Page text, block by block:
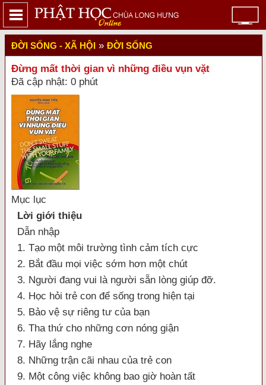
ĐỜI SỐNG - XÃ HỘI » ĐỜI SỐNG
Đừng mất thời gian vì những điều vụn vặt
Đã cập nhật: 0 phút
Mục lục
Lời giới thiệu
Dẫn nhập
1. Tạo một môi trường tình cảm tích cực
2. Bắt đầu mọi việc sớm hơn một chút
3. Người đang vui là người sẵn lòng giúp đỡ.
4. Học hỏi trẻ con để sống trong hiện tại
5. Bảo vệ sự riêng tư của bạn
6. Tha thứ cho những cơn nóng giận
7. Hãy lắng nghe
8. Những trận cãi nhau của trẻ con
9. Một công việc không bao giờ hoàn tất